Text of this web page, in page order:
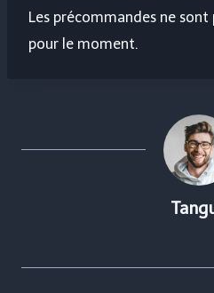
Les précommandes ne sont
pour le moment.